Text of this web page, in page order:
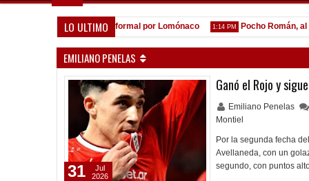
LO ULTIMO
la espera de la oferta formal por Lomónaco 1:14 PM Pocho Román, al
EMILIANO PENELAS
Ganó el Rojo y
Emiliano Penelas
Montiel
Por la segunda fecha
Avellaneda, con un
segundo, con puntos
31
Jul
2026